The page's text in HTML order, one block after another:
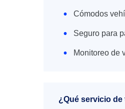
Cómodos
Seguro para
Monitoreo de
¿Qué servicio